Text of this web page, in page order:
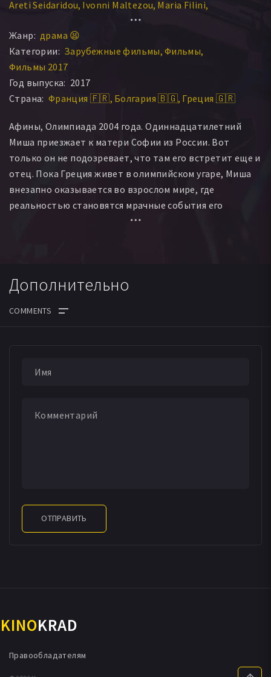
Areti Seidaridou Ivonni Maltezou Maria Filini
Кристос Стергиоглоу
Ивонни Мальтезу
Жанр: драма 😫
Категории: Зарубежные фильмы Фильмы
Фильмы 2017
Год выпуска: 2017
Страна: Франция 🇫🇷 Болгария 🇧🇬 Греция 🇬🇷
Афины, Олимпиада 2004 года. Одиннадцатилетний
Миша приезжает к матери Софии из России. Вот
только он не подозревает, что там его встретит еще и
отец. Пока Греция живет в олимпийском угаре, Миша
внезапно оказывается во взрослом мире, где
реальностью становятся мрачные события его
Дополнительно
ОТПРАВИТЬ
KINOKRAD
Правообладателям